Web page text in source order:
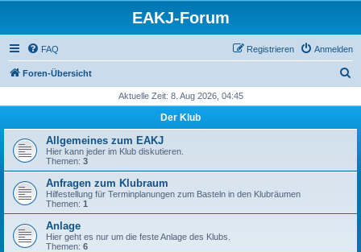
EAKJ-Forum
FAQ Anmelden
Registrieren
Foren-Übersicht
h
Aktuelle Zeit: 8. Aug 2026, 04:45
Der Klub
Allgemeines zum EAKJ
Hier kann jeder im Klub diskutieren.
Themen: 3
Anfragen zum Klubraum
Hilfestellung für Terminplanungen zum Basteln in den Klubräumen
Themen: 1
Anlage
Hier geht es nur um die feste Anlage des Klubs.
Themen: 6